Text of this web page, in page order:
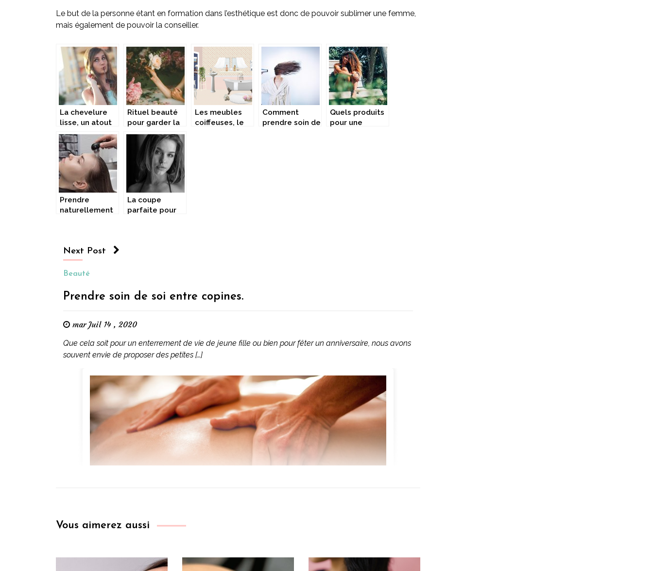
Le but de la personne étant en formation dans l’esthétique est donc de pouvoir sublimer une femme,
mais également de pouvoir la conseiller.
La chevelure
lisse, un atout
beauté
essentiel pour
les beaux jours
Rituel beauté
pour garder la
jeunesse
éternelle
Les meubles
coiffeuses, le
Comment
prendre soin de
Quels produits
pour une
Prendre
naturellement
La coupe
parfaite pour
Next Post
Beauté
Prendre soin de soi entre copines.
mar Juil 14 , 2020
Que cela soit pour un enterrement de vie de jeune fille ou bien pour fêter un anniversaire, nous avons
souvent envie de proposer des petites […]
Vous aimerez aussi